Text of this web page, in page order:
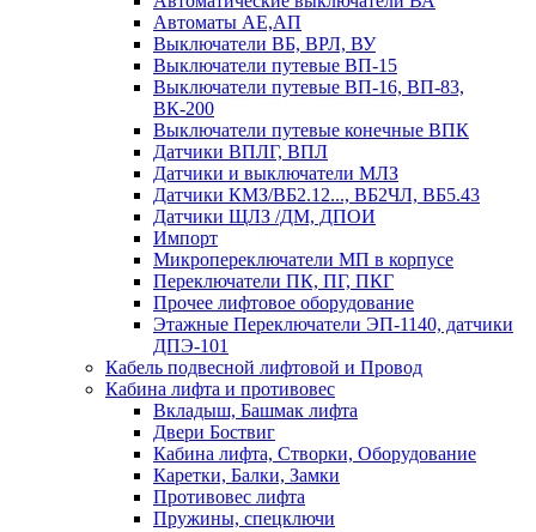
Автоматы АЕ,АП
Выключатели ВБ, ВРЛ, ВУ
Выключатели путевые ВП-15
Выключатели путевые ВП-16, ВП-83,
ВК-200
Выключатели путевые конечные ВПК
Датчики ВПЛГ, ВПЛ
Датчики и выключатели МЛЗ
Датчики КМЗ/ВБ2.12..., ВБ2ЧЛ, ВБ5.43
Датчики ЩЛЗ /ДМ, ДПОИ
Импорт
Микропереключатели МП в корпусе
Переключатели ПК, ПГ, ПКГ
Прочее лифтовое оборудование
Этажные Переключатели ЭП-1140, датчики
ДПЭ-101
Кабель подвесной лифтовой и Провод
Кабина лифта и противовес
Вкладыш, Башмак лифта
Двери Боствиг
Кабина лифта, Створки, Оборудование
Каретки, Балки, Замки
Противовес лифта
Пружины, спецключи